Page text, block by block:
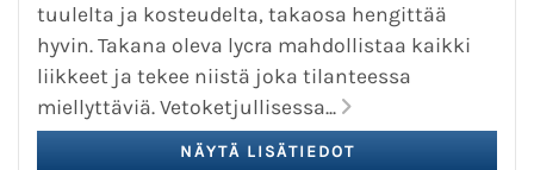
tuulelta ja kosteudelta, takaosa hengittää
hyvin. Takana oleva lycra mahdollistaa kaikki
liikkeet ja tekee niistä joka tilanteessa
miellyttäviä. Vetoketjullisessa...